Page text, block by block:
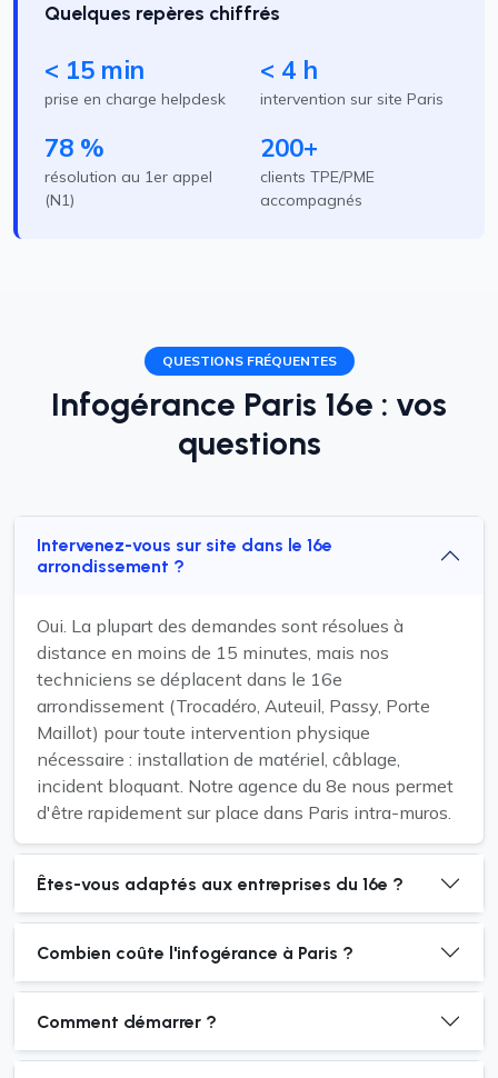
Quelques repères chiffrés
< 15 min
prise en charge helpdesk
< 4 h
intervention sur site Paris
78 %
résolution au 1er appel
(N1)
200+
clients TPE/PME
accompagnés
QUESTIONS FRÉQUENTES
Infogérance Paris 16e : vos
questions
Intervenez-vous sur site dans le 16e
arrondissement ?
Oui. La plupart des demandes sont résolues à
distance en moins de 15 minutes, mais nos
techniciens se déplacent dans le 16e
arrondissement (Trocadéro, Auteuil, Passy, Porte
Maillot) pour toute intervention physique
nécessaire : installation de matériel, câblage,
incident bloquant. Notre agence du 8e nous permet
d'être rapidement sur place dans Paris intra-muros.
Êtes-vous adaptés aux entreprises du 16e ?
Combien coûte l'infogérance à Paris ?
Comment démarrer ?